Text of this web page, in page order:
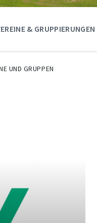
& GRUPPIERUNGEN
UND GRUPPEN